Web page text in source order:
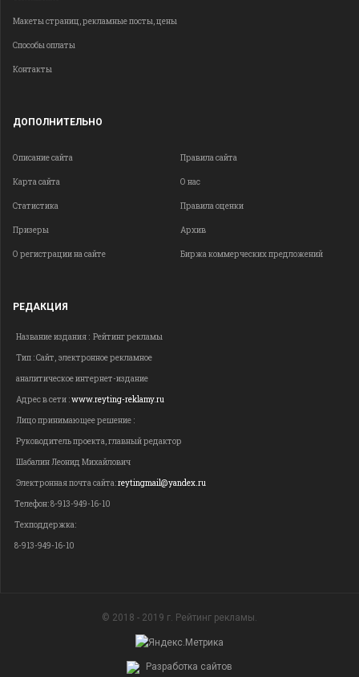
Макеты страниц, рекламные посты, цены
Способы оплаты
Контакты
ДОПОЛНИТЕЛЬНО
Описание сайта Правила сайта
Карта сайта О нас
Статистика Правила оценки
Призеры Архив
О регистрации на сайте Биржа коммерческих предложений
РЕДАКЦИЯ
Название издания : Рейтинг рекламы
Тип : Сайт, электронное рекламное
аналитическое интернет-издание
Адрес в сети :www.reyting-reklamy.ru
Лицо принимающее решение :
Руководитель проекта, главный редактор
Шабалин Леонид Михайлович
Электронная почта сайта:reytingmail@yandex.ru
Телефон: 8-913-949-16-10
Техподдержка:
8-913-949-16-10
© 2018 - 2019 г. Рейтинг рекламы.
Разработка сайтов